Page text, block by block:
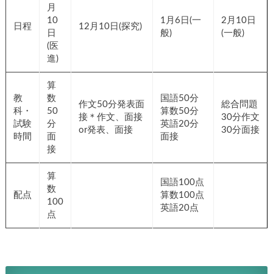
日程
月
10
日
(医
進)
12月10日(探究)
1月6日(一
般)
2月10日
(一般)
教
科・
試験
時間
算
数
50
分
面
接
作文50分発表面
接＊作文、面接
or発表、面接
国語50分
算数50分
英語20分
面接
総合問題
30分作文
30分面接
配点
算
数
100
点
国語100点
算数100点
英語20点